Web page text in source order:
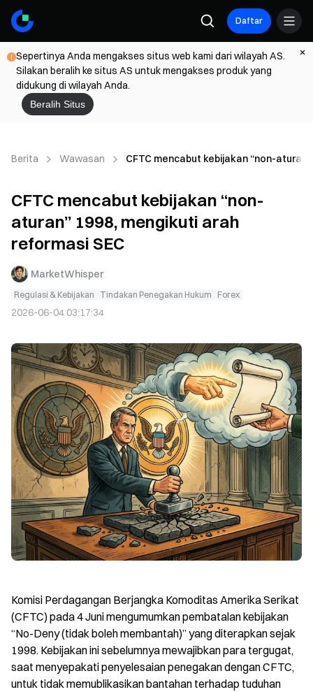
Daftar
Sepertinya Anda mengakses situs web kami dari wilayah AS.
Silakan beralih ke situs AS untuk mengakses produk yang
didukung di wilayah Anda.
Beralih Situs
Berita Wawasan CFTC mencabut kebijakan “non-
CFTC mencabut kebijakan “non-
aturan” 1998, mengikuti arah
reformasi SEC
MarketWhisper
Regulasi & Kebijakan Tindakan Penegakan Hukum Forex
2026-06-04 03:17:34
Komisi Perdagangan Berjangka Komoditas Amerika Serikat
(CFTC) pada 4 Juni mengumumkan pembatalan kebijakan
“No-Deny (tidak boleh membantah)” yang diterapkan sejak
1998. Kebijakan ini sebelumnya mewajibkan para tergugat,
saat menyepakati penyelesaian penegakan dengan CFTC,
untuk tidak memublikasikan bantahan terhadap tuduhan